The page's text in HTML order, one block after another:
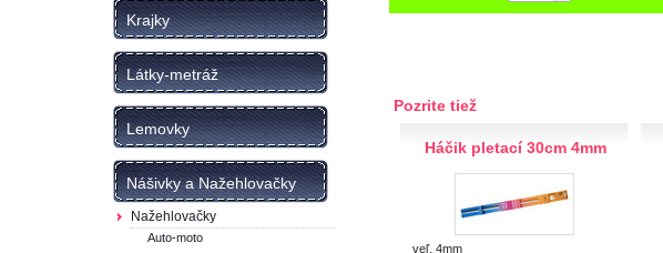
Krajky
Látky-metráž
Lemovky
Nášivky a Nažehlovačky
Nažehlovačky
Auto-moto
Pozrite tiež
Háčik pletací 30cm 4mm
veľ. 4mm